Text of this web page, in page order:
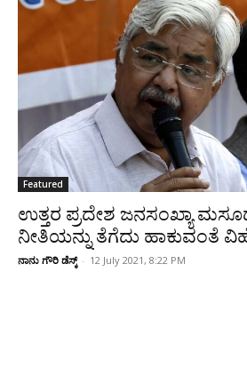
Featured
ಉತ್ತರ ಪ್ರದೇಶ ಜನಸಂಖ್ಯಾ
ನೀತಿಯನ್ನು ತೆಗೆದು ಹಾಕುವಂತೆ
ನಾನು ಗೌರಿ ಡೆಸ್ಕ್ - 12 July 2021, 8:22 PM